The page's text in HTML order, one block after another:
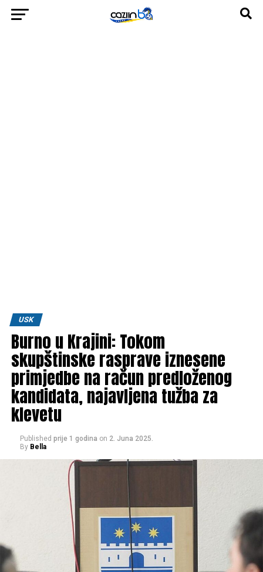
USK
Burno u Krajini: Tokom
skupštinske rasprave iznesene
primjedbe na račun predloženog
kandidata, najavljena tužba za
klevetu
Published prije 1 godina on 2. Juna 2025.
By Bella